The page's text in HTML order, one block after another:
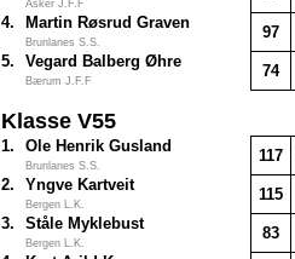
Asker J.F.F
4. Martin Røsrud Graven
Brunlanes S.S.
97
5. Vegard Balberg Øhre
Bærum J.F.F
74
Klasse V55
1. Ole Henrik Gusland
Brunlanes S.S.
117
2. Yngve Kartveit
Bergen L.K.
115
3. Ståle Myklebust
Bergen L.K.
83